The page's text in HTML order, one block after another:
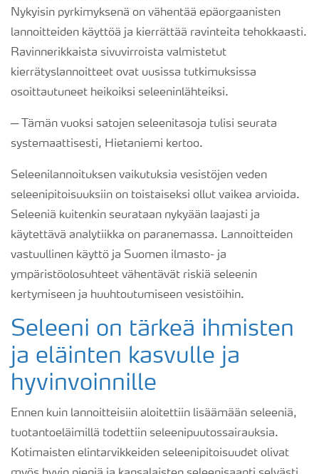
Nykyisin pyrkimyksenä on vähentää epäorgaanisten
lannoitteiden käyttöä ja kierrättää ravinteita tehokkaasti.
Ravinnerikkaista sivuvirroista valmistetut
kierrätyslannoitteet ovat uusissa tutkimuksissa
osoittautuneet heikoiksi seleeninlähteiksi.
─ Tämän vuoksi satojen seleenitasoja tulisi seurata
systemaattisesti, Hietaniemi kertoo.
Seleenilannoituksen vaikutuksia vesistöjen veden
seleenipitoisuuksiin on toistaiseksi ollut vaikea arvioida.
Seleeniä kuitenkin seurataan nykyään laajasti ja
käytettävä analytiikka on paranemassa. Lannoitteiden
vastuullinen käyttö ja Suomen ilmasto- ja
ympäristöolosuhteet vähentävät riskiä seleenin
kertymiseen ja huuhtoutumiseen vesistöihin.
Seleeni on tärkeä ihmisten
ja eläinten kasvulle ja
hyvinvoinnille
Ennen kuin lannoitteisiin aloitettiin lisäämään seleeniä,
tuotantoeläimillä todettiin seleenipuutossairauksia.
Kotimaisten elintarvikkeiden seleenipitoisuudet olivat